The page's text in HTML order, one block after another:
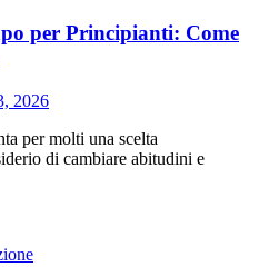
per Principianti: Come
2026
per molti una scelta
di cambiare abitudini e